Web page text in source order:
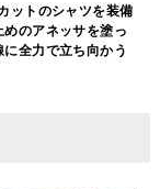
ットのシャツを装備
めのアネッサを塗っ
全力で立ち向かう